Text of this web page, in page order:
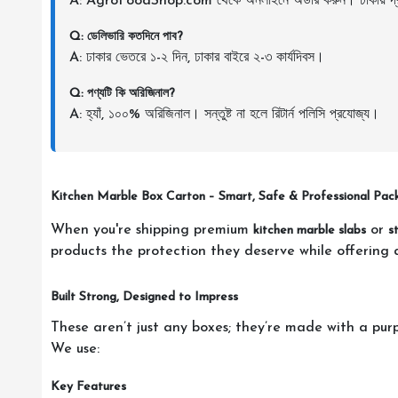
Q: ডেলিভারি কতদিনে পাব?
A: ঢাকার ভেতরে ১-২ দিন, ঢাকার বাইরে ২-৩ কার্যদিবস।
Q: পণ্যটি কি অরিজিনাল?
A: হ্যাঁ, ১০০% অরিজিনাল। সন্তুষ্ট না হলে রিটার্ন পলিসি প্রযোজ্য।
Kitchen Marble Box Carton – Smart, Safe & Professional
When you're shipping premium kitchen marble slabs or
products the protection they deserve while offering
Built Strong, Designed to Impress
These aren’t just any boxes; they’re made with a
We use:
Key Features